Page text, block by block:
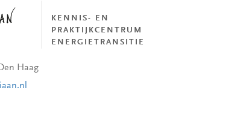
KENNIS- EN
PRAKTIJKCENTRUM
ENERGIETRANSITIE
Haag